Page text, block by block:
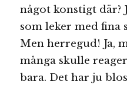
något konstigt där?
som leker med fina
Men herregud! Ja,
många skulle
bara. Det har ju